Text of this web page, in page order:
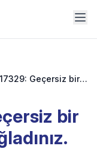
Hata 21917329: Geçersiz bir iade politikası sağladınız.
bir